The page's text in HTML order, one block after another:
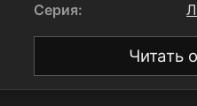
Серия:
Читать